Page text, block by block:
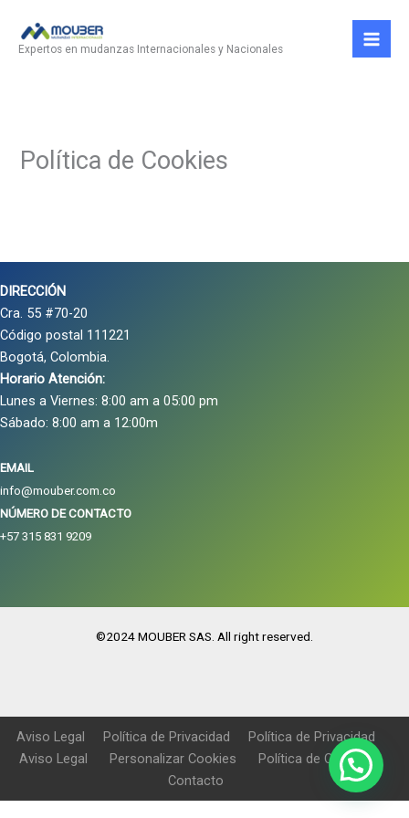
contenido
Expertos en mudanzas Internacionales y Nacionales
Política de Cookies
DIRECCIÓN
Cra. 55 #70-20
Código postal 111221
Bogotá, Colombia.
Horario Atención:
Lunes a Viernes: 8:00 am a 05:00 pm
Sábado: 8:00 am a 12:00m
EMAIL
info@mouber.com.co
NÚMERO DE CONTACTO
+57 315 831 9209
©2024 MOUBER SAS. All right reserved.
Aviso Legal Política de Privacidad
Política de Privacidad
Aviso Legal
Personalizar Cookies
Política de Cookies
Contacto